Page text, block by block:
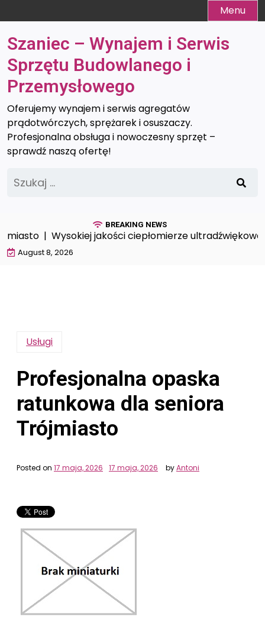
to
content
Menu
Szaniec – Wynajem i Serwis
Sprzętu Budowlanego i
Przemysłowego
Oferujemy wynajem i serwis agregatów
prądotwórczych, sprężarek i osuszaczy.
Profesjonalna obsługa i nowoczesny sprzęt –
sprawdź naszą ofertę!
BREAKING NEWS
|Wysokiej jakości ciepłomierze ultradźwiękowe |
August 8, 2026
Usługi
Profesjonalna opaska
ratunkowa dla seniora
Trójmiasto
Posted on 17 maja, 2026 17 maja, 2026 byAntoni